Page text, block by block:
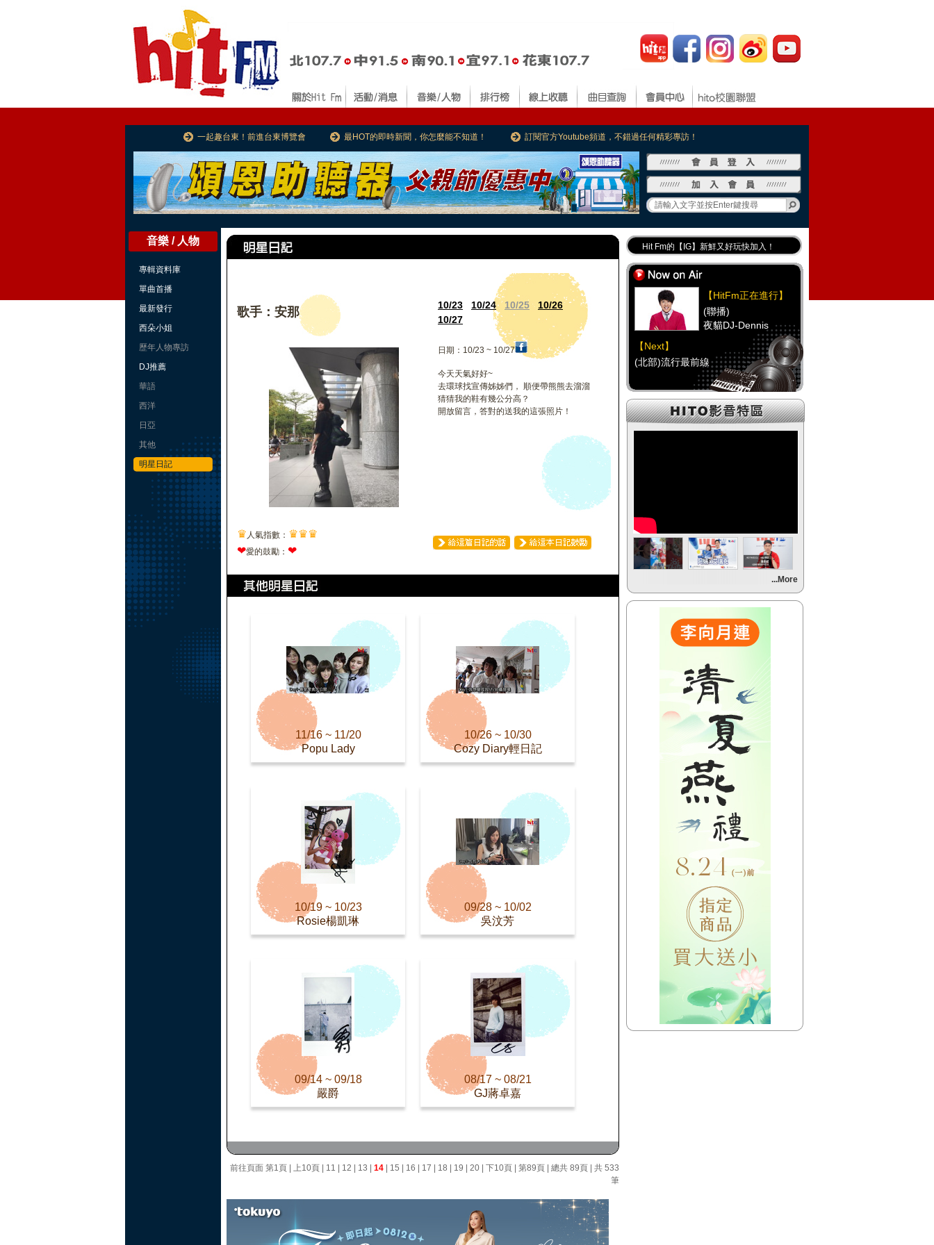
一起趣台東！前進台東博覽會 最HOT的即時新聞，你怎麼能不知道！ 訂閱官方Youtube頻道，不錯過任何精彩專訪！
音樂 / 人物
專輯資料庫
單曲首播
最新發行
西朵小姐
歷年人物專訪
DJ推薦
華語
西洋
日亞
其他
明星日記
歌手：安那 10/23 10/24 10/25
10/26
10/27
日期：10/23 ~ 10/27
今天天氣好好~
去環球找宣傳姊姊們， 順便帶熊熊去溜溜
猜猜我的鞋有幾公分高？
開放留言，答對的送我的這張照片！
♛ 人氣指數： ♛♛♛
❤愛的鼓勵： ❤
11/16 ~ 11/20
Popu Lady
10/26 ~ 10/30
Cozy Diary輕日記
10/19 ~ 10/23
Rosie楊凱琳
09/28 ~ 10/02
吳汶芳
09/14 ~ 09/18
嚴爵
08/17 ~ 08/21
GJ蔣卓嘉
前往頁面 第1頁 上10頁 11 12 13 14 15 16 17 18 19 20 下10頁 第89頁 | 總共 89頁 | 共 533
筆
Hit Fm的【IG】新鮮又好玩快加入！
Hit Fm【FB臉書粉絲團】等你加入！
最專業《DJ推薦》好音樂千萬別錯過！
好康報報 最新優惠訊息都在這！
【HitFm正在進行】
(聯播)
夜貓DJ-Dennis
【Next】
(北部)流行最前線
【HitFm正在進行】
(聯播)
(聯播)
夜貓DJ-Dennis
【Next】
【HitFm正在進行】
(聯播)
(宜蘭)流行最前線
【HitFm正在進行】
夜貓DJ-Dennis
(花東)流行最精選
...More